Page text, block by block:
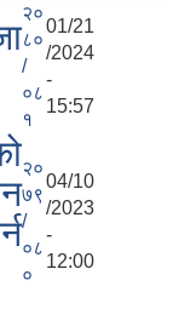
२०
८०
/
०८
१
01/21
/2024
-
15:57
२०
७९
/
०८
०
04/10
/2023
-
12:00